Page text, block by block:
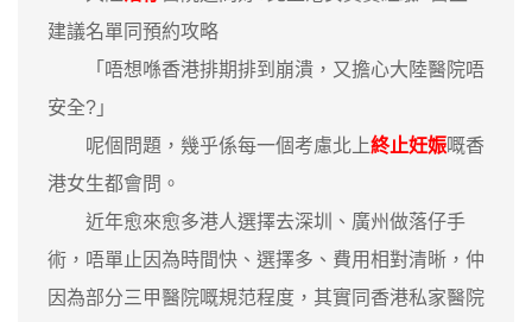
建議名單同預約攻略
「唔想喺香港排期排到崩潰，又擔心大陸醫院唔
安全?」
呢個問題，幾乎係每一個考慮北上終止妊娠嘅香
港女生都會問。
近年愈來愈多港人選擇去深圳、廣州做落仔手
術，唔單止因為時間快、選擇多、費用相對清晰，仲
因為部分三甲醫院嘅規范程度，其實同香港私家醫院